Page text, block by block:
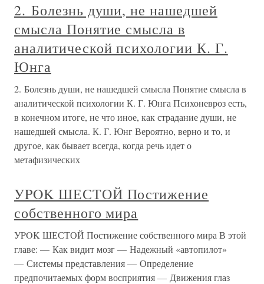
2. Болезнь души, не нашедшей
смысла Понятие смысла в
аналитической психологии К. Г.
Юнга
2. Болезнь души, не нашедшей смысла Понятие смысла в
аналитической психологии К. Г. Юнга Психоневроз есть,
в конечном итоге, не что иное, как страдание души, не
нашедшей смысла. К. Г. Юнг Вероятно, верно и то, и
другое, как бывает всегда, когда речь идет о
метафизических
УPOK ШЕСТОЙ Постижение
собственного мира
УPOK ШЕСТОЙ Постижение собственного мира В этой
главе: — Как видит мозг — Надежный «автопилот»
— Системы представления — Определение
предпочитаемых форм восприятия — Движения глаз